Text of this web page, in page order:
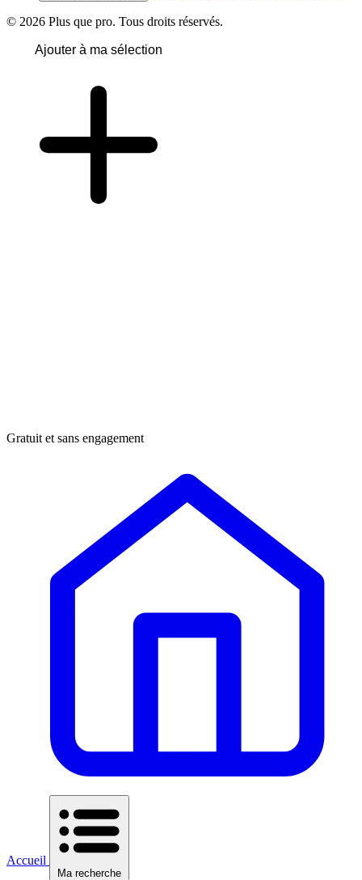
© 2026 Plus que pro. Tous droits réservés.
Ajouter à ma sélection
Gratuit et sans engagement
Accueil
Ma recherche